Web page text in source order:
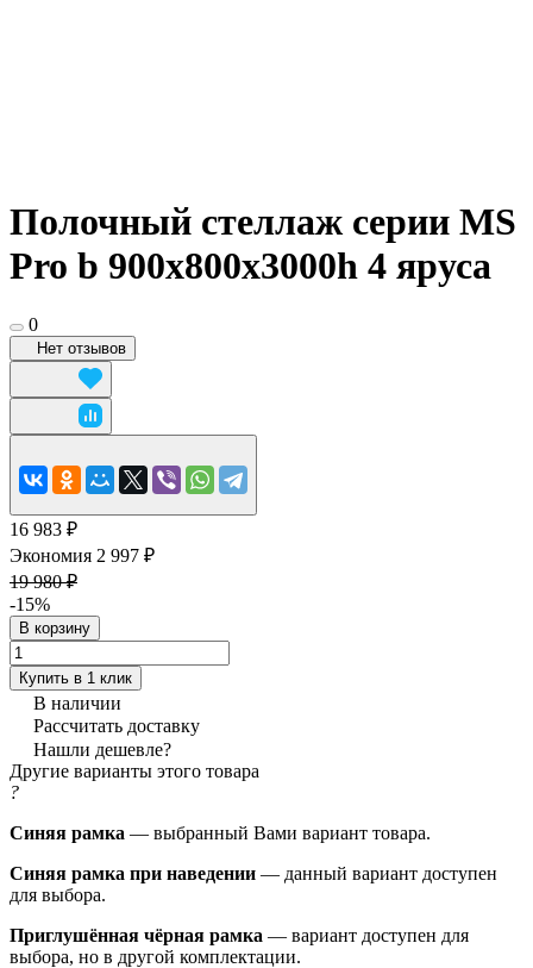
Полочный стеллаж серии MS
Pro b 900x800х3000h 4 яруса
0
Нет отзывов
16 983 ₽
Экономия 2 997 ₽
19 980 ₽
-15%
В корзину
Купить в 1 клик
В наличии
Рассчитать доставку
Нашли дешевле?
Другие варианты этого товара
?
Синяя рамка — выбранный Вами вариант товара.
Синяя рамка при наведении — данный вариант доступен
для выбора.
Приглушённая чёрная рамка — вариант доступен для
выбора, но в другой комплектации.